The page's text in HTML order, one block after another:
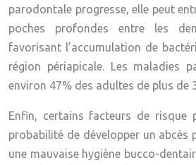
parodontale progresse, elle peut
poches profondes entre les
favorisant l’accumulation de
région périapicale. Les maladies
environ 47% des adultes de plus de
Enfin, certains facteurs de risque
probabilité de développer un abcès
une mauvaise hygiène bucco-